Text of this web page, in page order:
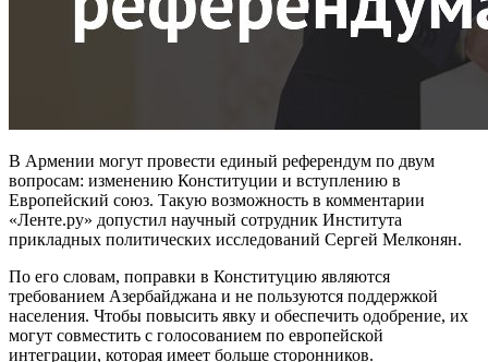
В Армении могут провести единый референдум по двум
вопросам: изменению Конституции и вступлению в
Европейский союз. Такую возможность в комментарии
«Ленте.ру» допустил научный сотрудник Института
прикладных политических исследований Сергей Мелконян.
По его словам, поправки в Конституцию являются
требованием Азербайджана и не пользуются поддержкой
населения. Чтобы повысить явку и обеспечить одобрение, их
могут совместить с голосованием по европейской
интеграции, которая имеет больше сторонников.